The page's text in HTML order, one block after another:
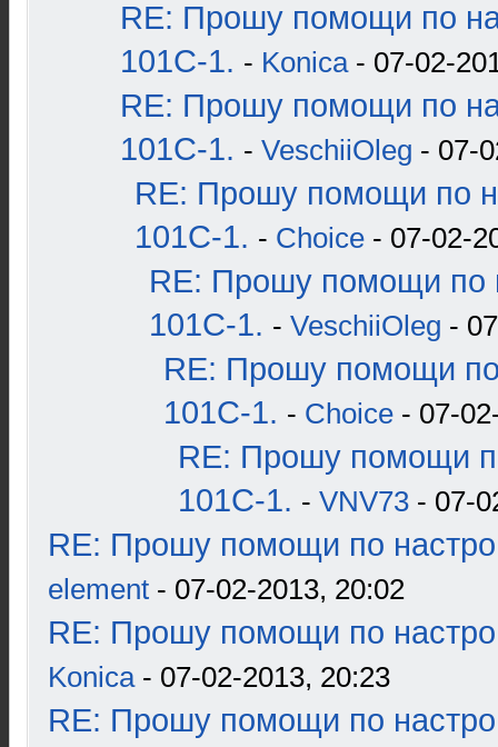
RE: Прошу помощи по
101С-1. - Konica- 07-02-
RE: Прошу помощи по
101С-1. - VeschiiOleg - 07-
RE: Прошу помощи по
101С-1. - Choice - 07-02-
RE: Прошу помощи по
101С-1. - VeschiiOleg -
RE: Прошу помощи
101С-1. - Choice - 07-
RE: Прошу помощи
101С-1. - VNV73 - 07-
RE: Прошу помощи по
element - 07-02-2013, 20:02
RE: Прошу помощи по
Konica- 07-02-2013, 20:23
RE: Прошу помощи по